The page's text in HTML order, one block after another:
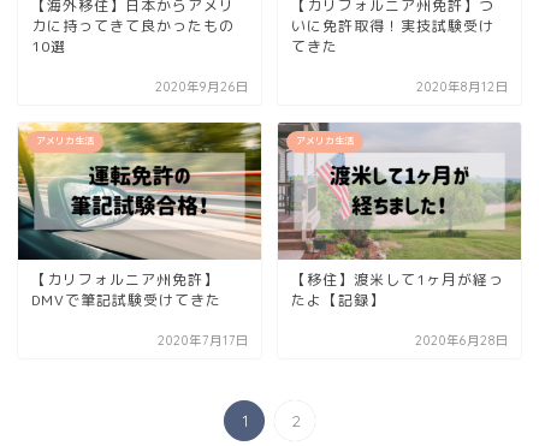
【海外移住】日本からアメリ
カに持ってきて良かったもの
10選
2020年9月26日
【カリフォルニア州免許】つ
いに免許取得！実技試験受け
てきた
2020年8月12日
アメリカ生活
【カリフォルニア州免許】
DMVで筆記試験受けてきた
2020年7月17日
アメリカ生活
【移住】渡米して1ヶ月が経っ
たよ【記録】
2020年6月28日
1 2